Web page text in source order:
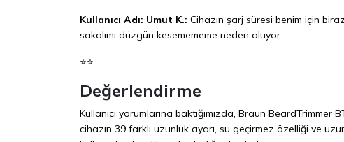
Kullanıcı Adı: Umut K.: Cihazın şarj süresi benim için
sakalımı düzgün kesemememe neden oluyor.
⭐⭐
Değerlendirme
Kullanıcı yorumlarına baktığımızda, Braun
cihazın 39 farklı uzunluk ayarı, su geçirmez özelliği ve